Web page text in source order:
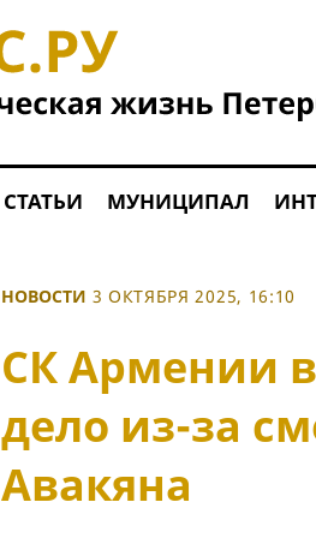
СТАТЬИ МУНИЦИПАЛ
НОВОСТИ 3 ОКТЯБРЯ 2025, 16:10
СК Армении
дело из-за
Авакяна